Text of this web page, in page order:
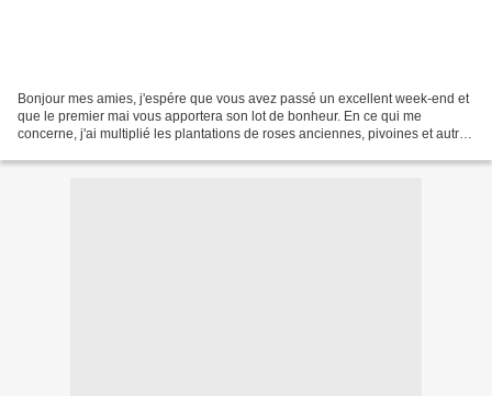
Bonjour mes amies, j'espére que vous avez passé un excellent week-end et
que le premier mai vous apportera son lot de bonheur. En ce qui me
concerne, j'ai multiplié les plantations de roses anciennes, pivoines et autres